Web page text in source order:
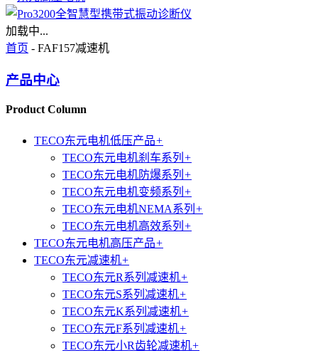
加载中...
首页 - FAF157减速机
产品中心
Product Column
TECO东元电机低压产品+
TECO东元电机刹车系列 +
TECO东元电机防爆系列 +
TECO东元电机变频系列 +
TECO东元电机NEMA系列 +
TECO东元电机高效系列 +
TECO东元电机高压产品+
TECO东元减速机+
TECO东元R系列减速机+
TECO东元S系列减速机+
TECO东元K系列减速机+
TECO东元F系列减速机+
TECO东元小R齿轮减速机+